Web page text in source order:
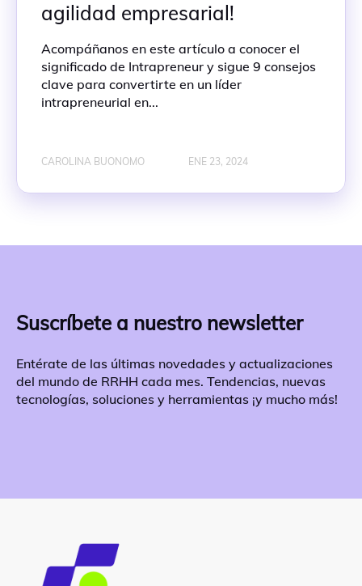
agilidad empresarial!
Acompáñanos en este artículo a conocer el
significado de Intrapreneur y sigue 9 consejos
clave para convertirte en un líder
intrapreneurial en...
CAROLINA BUONOMO ENE 23, 2024
Suscríbete a nuestro newsletter
Entérate de las últimas novedades y actualizaciones
del mundo de RRHH cada mes. Tendencias, nuevas
tecnologías, soluciones y herramientas ¡y mucho más!